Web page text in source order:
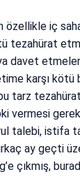
özellikle iç
tezahürat
davet
karşı kötü
tarz
vermesi
talebi, istifa
ay geçti
çıkmış,